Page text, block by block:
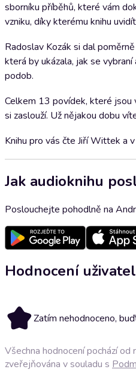
sborníku příběhů, které vám
vzniku, díky kterému knihu
Radoslav Kozák si dal
která by ukázala, jak se
podob.
Celkem 13 povídek, které jsou
si zaslouží. Už nějakou dobu
Knihu pro vás čte Jiří Wittek a
Jak audioknihu
Poslouchejte pohodlně na
Hodnocení
Zatím nehodnoceno,
Všechna hodnocení pochází
zveřejňována v souladu s